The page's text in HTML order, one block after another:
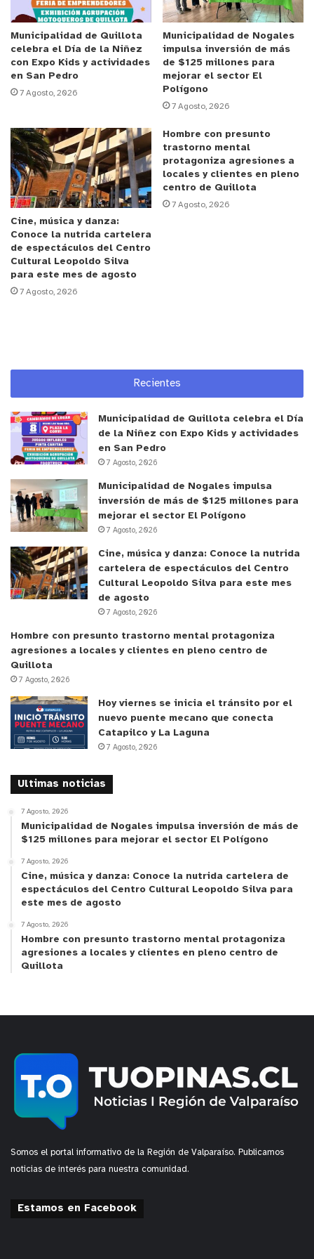
entre los distintos organismos del Sistema
Nacional de Prevención y Respuesta ante
Desastres (SINAPRED).
“Es una simulación de un incendio de interfaz
urbano-forestal en donde las instituciones
involucradas —municipalidades, Carabineros, PDI,
Bomberos, CONAF, SAMU, Cruz Roja, entre otras—
comenzamos a coordinarnos para dar una
respuesta de la mejor forma posible a todas las
variables que se generan en un evento de este
tipo. De este trabajo conjunto debemos sacar las
mejores conclusiones, corrigiendo errores y
fortaleciendo nuestros protocolos”, explicó el
delegado presidencial provincial, Fidel Cueto
señalando que “lo relevante de este
entrenamiento es que nos permite trabajar con la
nueva realidad que tiene la comuna. Según el
último censo, hemos aumentado en cerca de 10 mil
habitantes, sobre todo en las zonas rurales.
Simulaciones como esta nos permiten proyectar
una eventual emergencia en sectores como
Borriquero o Cajón del Leu, y fortalecer la
coordinación con los distintos servicios. Una
emergencia no la atiende una sola institución;
tenemos que aprender a coordinarnos, delegar y
confiar en los especialistas. Ejercicios como estos
nos van a permitir salvar vidas”.
DesdeCONAF, se subrayó la importancia de
realizar este tipo de coordinaciones preventivas
en un contexto de condiciones de riesgo cada vez
más elevadas “La simulación que se lleva a cabo
hoy día en Limache, con participación de Villa
Alemana, Olmué y Quilpué, nos permite mejorar la
coordinación entre los distintos servicios que
integran el SINAPRED. Estamos enfrentando una
temporada de alto y extremo riesgo de incendios
forestales, especialmente entre noviembre y
febrero, por lo que es fundamental reforzar la
prevención y el trabajo conjunto con la
comunidad”, indicó el representante regional de la
institución.
Esta instancia forma parte del plan de preparación
y coordinación interinstitucional impulsado por el
Gobierno a nivel provincial, con el fin de fortalecer
de Marga Marga.
y tú, ¿qué opinas?
Municipalidad de Quillota
celebra el Día de la Niñez
con Expo Kids y actividades
en San Pedro
7 Agosto, 2026
Municipalidad de Nogales
impulsa inversión de más
de $125 millones para
mejorar el sector El
Polígono
7 Agosto, 2026
Cine, música y danza:
Conoce la nutrida cartelera
de espectáculos del Centro
Cultural Leopoldo Silva
para este mes de agosto
7 Agosto, 2026
Hombre con presunto
trastorno mental
protagoniza agresiones a
locales y clientes en pleno
centro de Quillota
7 Agosto, 2026
Recientes
Municipalidad de Quillota celebra el Día
de la Niñez con Expo Kids y actividades
en San Pedro
7 Agosto, 2026
Municipalidad de Nogales impulsa
inversión de más de $125 millones para
mejorar el sector El Polígono
7 Agosto, 2026
Cine, música y danza: Conoce la nutrida
cartelera de espectáculos del Centro
Cultural Leopoldo Silva para este mes
de agosto
7 Agosto, 2026
Hombre con presunto trastorno mental protagoniza
agresiones a locales y clientes en pleno centro de
Quillota
7 Agosto, 2026
Hoy viernes se inicia el tránsito por el
nuevo puente mecano que conecta
Catapilco y La Laguna
7 Agosto, 2026
Ultimas noticias
7 Agosto, 2026
Municipalidad de Nogales impulsa inversión de más de
$125 millones para mejorar el sector El Polígono
7 Agosto, 2026
Cine, música y danza: Conoce la nutrida cartelera de
espectáculos del Centro Cultural Leopoldo Silva para
este mes de agosto
7 Agosto, 2026
Hombre con presunto trastorno mental protagoniza
agresiones a locales y clientes en pleno centro de
Quillota
Somos el portal informativo de la Región de Valparaíso. Publicamos
noticias de interés para nuestra comunidad.
Estamos en Facebook